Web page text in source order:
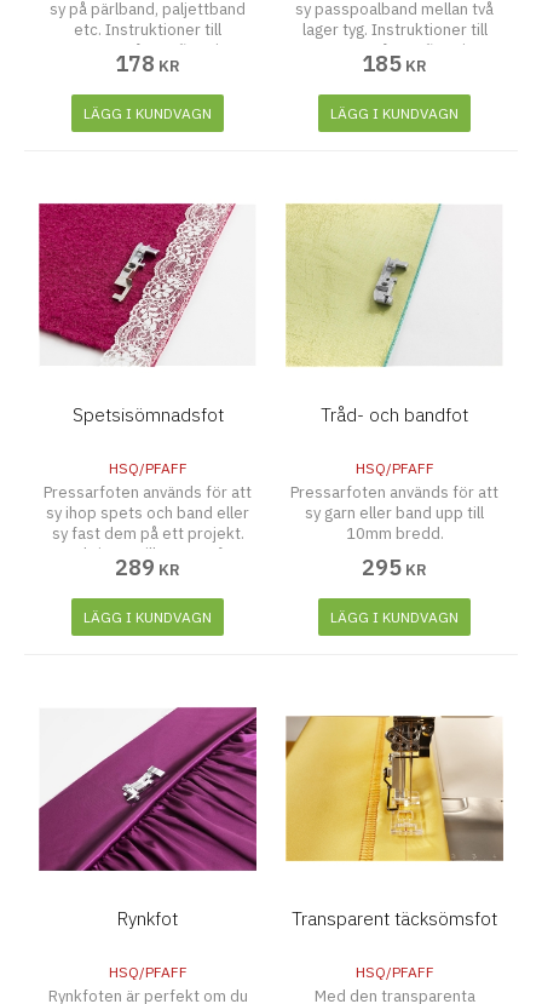
sy på pärlband, paljettband
etc. Instruktioner till
pressarfoten finns i
förpackningen.
178 KR
LÄGG I KUNDVAGN
sy passpoalband mellan två
lager tyg. Instruktioner till
pressarfoten finns i
förpackningen.
185 KR
LÄGG I KUNDVAGN
Spetsisömnadsfot
HSQ/PFAFF
Pressarfoten används för att
sy ihop spets och band eller
sy fast dem på ett projekt.
Instruktioner till pressarfoten
finns i förpackningen
289 KR
LÄGG I KUNDVAGN
Tråd- och bandfot
HSQ/PFAFF
Pressarfoten används för att
sy garn eller band upp till
10mm bredd.
295 KR
LÄGG I KUNDVAGN
Rynkfot
HSQ/PFAFF
Rynkfoten är perfekt om du
Transparent täcksömsfot
HSQ/PFAFF
Med den transparenta